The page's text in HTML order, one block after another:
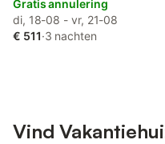
Gratis annulering
di, 18-08 - vr, 21-08
€ 511·3 nachten
Vind